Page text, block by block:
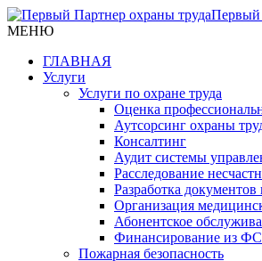
Первый
МЕНЮ
ГЛАВНАЯ
Услуги
Услуги по охране труда
Оценка
Аутсорсинг охраны
Консалтинг
Аудит системы
Расследование
Разработка документов
Организация
Абонентское
Финансирование из
Пожарная безопасность